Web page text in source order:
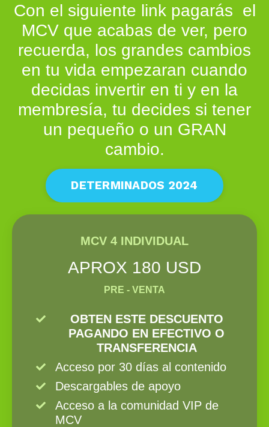
Con el siguiente link pagarás el
MCV que acabas de ver, pero
recuerda, los grandes cambios
en tu vida empezaran cuando
decidas invertir en ti y en la
membresía, tu decides si tener
un pequeño o un GRAN
cambio.
DETERMINADOS 2024
MCV 4 INDIVIDUAL
APROX 180 USD
PRE - VENTA
OBTEN ESTE DESCUENTO
PAGANDO EN EFECTIVO O
TRANSFERENCIA
Acceso por 30 días al contenido
Descargables de apoyo
Acceso a la comunidad VIP de
MCV